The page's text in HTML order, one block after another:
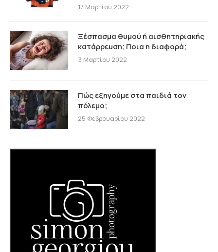
17 Μαρτίου 2022
Ξέσπασμα θυμού ή αισθητηριακής
κατάρρευση; Ποια η διαφορά;
3 Μαρτίου 2022
Πώς εξηγούμε στα παιδιά τον
πόλεμο;
25 Φεβρουαρίου 2022